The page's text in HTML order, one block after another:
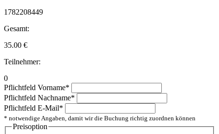
1782208449
Gesamt:
35.00 €
Teilnehmer:
0
Pflichtfeld Vorname*
Pflichtfeld Nachname*
Pflichtfeld E-Mail*
* notwendige Angaben, damit wir die Buchung richtig zuordnen können
Preisoption